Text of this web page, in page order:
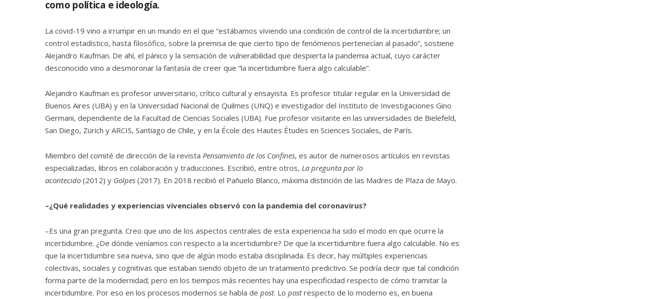
como política e ideología.
La covid-19 vino a irrumpir en un mundo en el que “estábamos viviendo una condición de control de la incertidumbre; un
control estadístico, hasta filosófico, sobre la premisa de que cierto tipo de fenómenos pertenecían al pasado”, sostiene
Alejandro Kaufman. De ahí, el pánico y la sensación de vulnerabilidad que despierta la pandemia actual, cuyo carácter
desconocido vino a desmoronar la fantasía de creer que “la incertidumbre fuera algo calculable”.
Alejandro Kaufman es profesor universitario, crítico cultural y ensayista. Es profesor titular regular en la Universidad de
Buenos Aires (UBA) y en la Universidad Nacional de Quilmes (UNQ) e investigador del Instituto de Investigaciones Gino
Germani, dependiente de la Facultad de Ciencias Sociales (UBA). Fue profesor visitante en las universidades de Bielefeld,
San Diego, Zürich y ARCIS, Santiago de Chile, y en la École des Hautes Études en Sciences Sociales, de París.
Miembro del comité de dirección de la revista Pensamiento de los Confines, es autor de numerosos artículos en revistas
especializadas, libros en colaboración y traducciones. Escribió, entre otros, La pregunta por lo
acontecido (2012) y Golpes (2017). En 2018 recibió el Pañuelo Blanco, máxima distinción de las Madres de Plaza de Mayo.
–¿Qué realidades y experiencias vivenciales observó con la pandemia del coronavirus?
–Es una gran pregunta. Creo que uno de los aspectos centrales de esta experiencia ha sido el modo en que ocurre la
incertidumbre. ¿De dónde veníamos con respecto a la incertidumbre? De que la incertidumbre fuera algo calculable. No es
que la incertidumbre sea nueva, sino que de algún modo estaba disciplinada. Es decir, hay múltiples experiencias
colectivas, sociales y cognitivas que estaban siendo objeto de un tratamiento predictivo. Se podría decir que tal condición
forma parte de la modernidad; pero en los tiempos más recientes hay una especificidad respecto de cómo tramitar la
incertidumbre. Por eso en los procesos modernos se habla de post. Lo postrespecto de lo moderno es, en buena